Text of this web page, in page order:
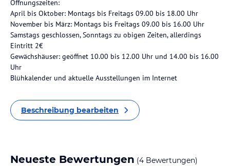
Öffnungszeiten:
April bis Oktober: Montags bis Freitags 09.00 bis 18.00 Uhr
November bis März: Montags bis Freitags 09.00 bis 16.00 Uhr
Samstags geschlossen, Sonntags zu obigen Zeiten, allerdings
Eintritt 2€
Gewächshäuser: geöffnet 10.00 bis 12.00 Uhr und 14.00 bis 16.00
Uhr
Blühkalender und aktuelle Ausstellungen im Internet
Beschreibung bearbeiten
Neueste Bewertungen (4 Bewertungen)